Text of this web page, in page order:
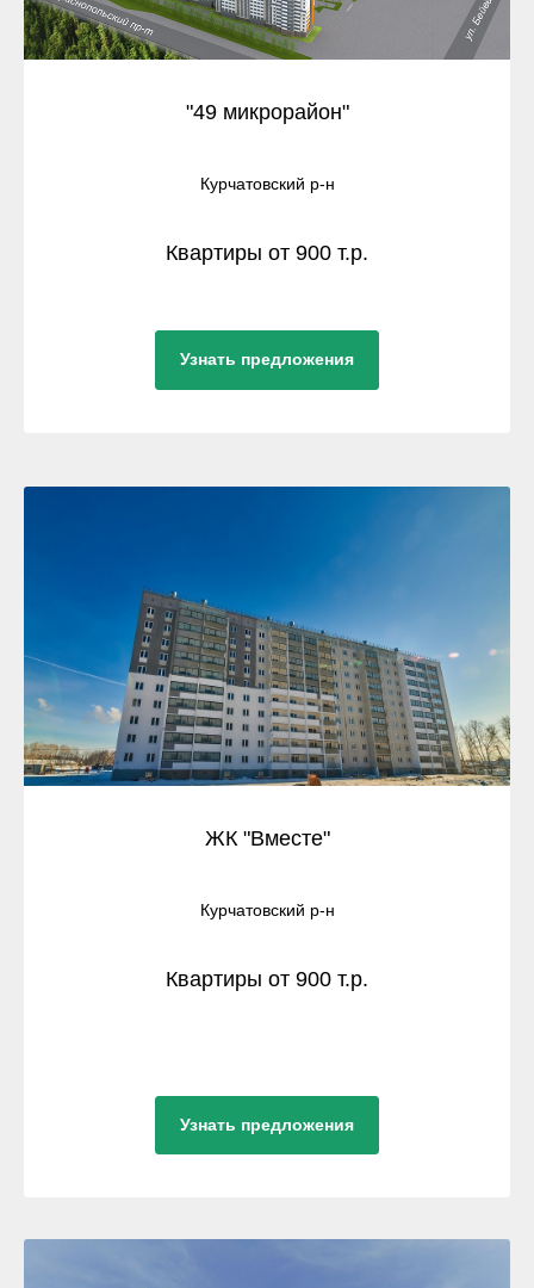
"49 микрорайон"
Курчатовский р-н
Квартиры от 900 т.р.
Узнать предложения
ЖК "Вместе"
Курчатовский р-н
Квартиры от 900 т.р.
Узнать предложения